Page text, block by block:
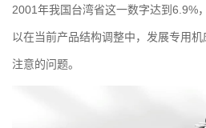
2001年我国台湾省这一数字达到6.9%
以在当前产品结构调整中，发展专用
注意的问题。